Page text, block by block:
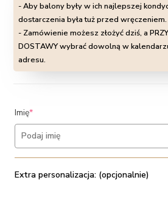
- Aby balony były w ich najlepszej
dostarczenia była tuż przed wręczeniem.
- Zamówienie możesz złożyć dziś, a
DOSTAWY wybrać dowolną w
adresu.
Imię*(required)
Extra personalizacja: (opcjonalnie)